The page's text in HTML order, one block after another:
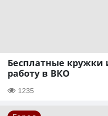
Бесплатные кружки
работу в ВКО
1235